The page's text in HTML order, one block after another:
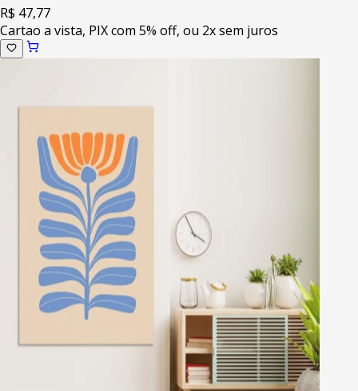
R$ 47,77
Cartao a vista, PIX com 5% off, ou 2x sem juros